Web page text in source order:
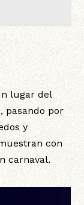
lugar del
pasando por
y
con
carnaval.